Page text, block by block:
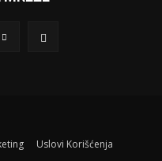
Uslovi Korišćenja